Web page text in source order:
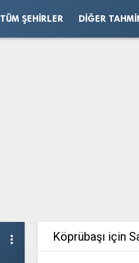
TÜM ŞEHIRLER DIĞER
more_vert Köprübaşı için